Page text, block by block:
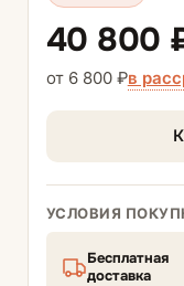
40 800
от 6 800 ₽в
УСЛОВИЯ
Бесплатная
доставка